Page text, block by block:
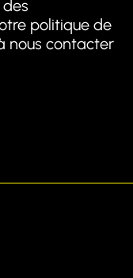
politique de
nous contacter